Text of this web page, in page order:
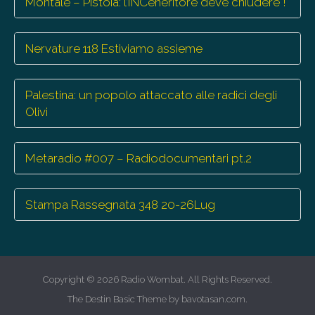
Nervature 118 Estiviamo assieme
Palestina: un popolo attaccato alle radici degli
Olivi
Metaradio #007 – Radiodocumentari pt.2
Stampa Rassegnata 348 20-26Lug
Copyright © 2026 Radio Wombat. All Rights Reserved.
The Destin Basic Theme by bavotasan.com.